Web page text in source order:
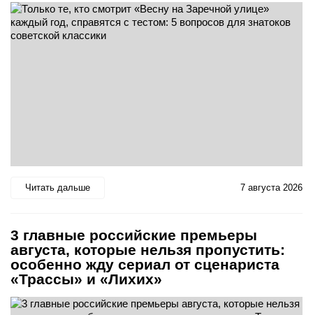
Читать дальше 7 августа 2026
3 главные российские премьеры
августа, которые нельзя пропустить:
особенно жду сериал от сценариста
«Трассы» и «Лихих»